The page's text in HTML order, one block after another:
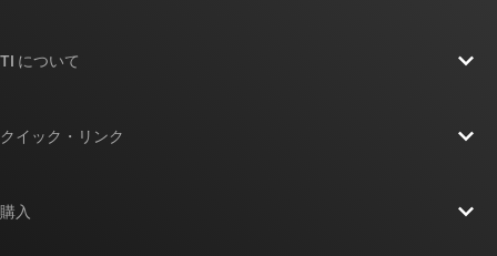
TI について
クイック・リンク
購入